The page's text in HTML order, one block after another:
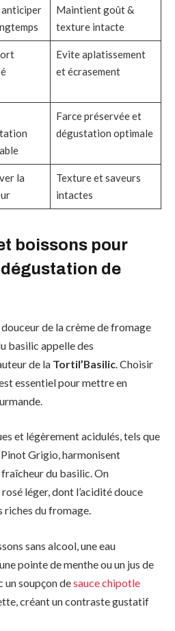
anticiper
Maintient goût &
texture intacte
Evite aplatissement
et écrasement
Farce préservée et
dégustation optimale
la
Texture et saveurs
intactes
boissons pour
de
de la crème de fromage
basilic appelle des
de la Tortil’Basilic . Choisir
essentiel pour mettre en
et légèrement acidulés, tels que
Grigio, harmonisent
du basilic. On
léger, dont l’acidité douce
riches du fromage.
sans alcool, une eau
pointe de menthe ou un jus de
un soupçon desauce chipotle
créant un contraste gustatif